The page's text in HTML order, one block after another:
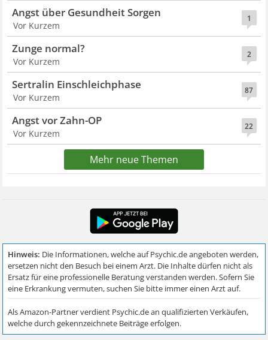
1
Angst über Gesundheit Sorgen
Vor Kurzem
2
Zunge normal?
Vor Kurzem
87
Sertralin Einschleichphase
Vor Kurzem
22
Angst vor Zahn-OP
Vor Kurzem
Mehr neue Themen